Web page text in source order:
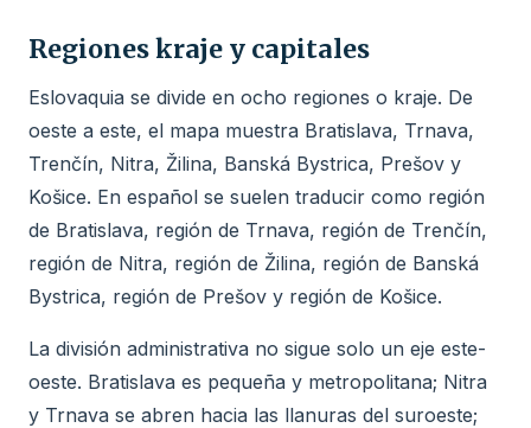
Regiones kraje y capitales
Eslovaquia se divide en ocho regiones o kraje. De
oeste a este, el mapa muestra Bratislava, Trnava,
Trenčín, Nitra, Žilina, Banská Bystrica, Prešov y
Košice. En español se suelen traducir como región
de Bratislava, región de Trnava, región de Trenčín,
región de Nitra, región de Žilina, región de Banská
Bystrica, región de Prešov y región de Košice.
La división administrativa no sigue solo un eje este-
oeste. Bratislava es pequeña y metropolitana; Nitra
y Trnava se abren hacia las llanuras del suroeste;